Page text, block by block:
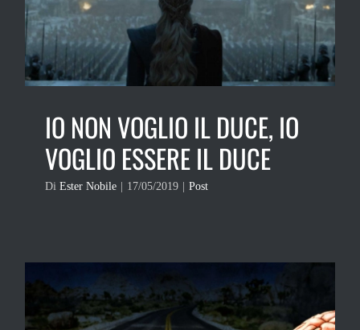
IO NON VOGLIO IL DUCE, IO
VOGLIO ESSERE IL DUCE
Di Ester Nobile 17/05/2019 Post